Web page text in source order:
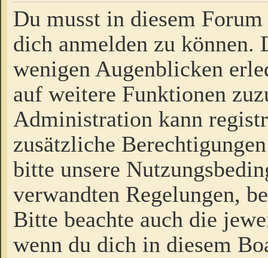
Du musst in diesem
dich anmelden zu
wenigen Augenblicken
auf weitere Funktionen
Administration kann
zusätzliche
bitte unsere
verwandten Regelungen,
Bitte beachte auch die
wenn du dich in diesem